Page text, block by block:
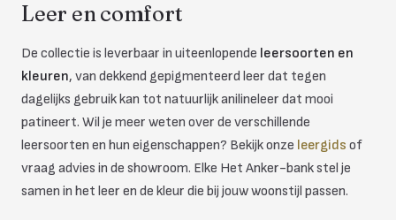
Leer en comfort
De collectie is leverbaar in uiteenlopende leersoorten en
kleuren, van dekkend gepigmenteerd leer dat tegen
dagelijks gebruik kan tot natuurlijk anilineleer dat mooi
patineert. Wil je meer weten over de verschillende
leersoorten en hun eigenschappen? Bekijk onze leergids of
vraag advies in de showroom. Elke Het Anker-bank stel je
samen in het leer en de kleur die bij jouw woonstijl passen.